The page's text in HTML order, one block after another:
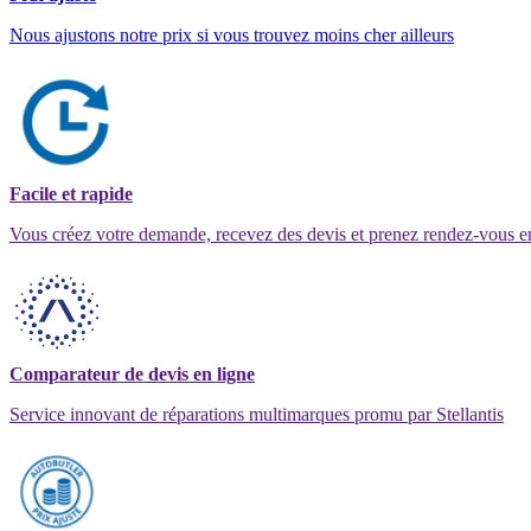
Nous ajustons notre prix si vous trouvez moins cher ailleurs
Facile et rapide
Vous créez votre demande, recevez des devis et prenez rendez-vous
Comparateur de devis en ligne
Service innovant de réparations multimarques promu par Stellantis